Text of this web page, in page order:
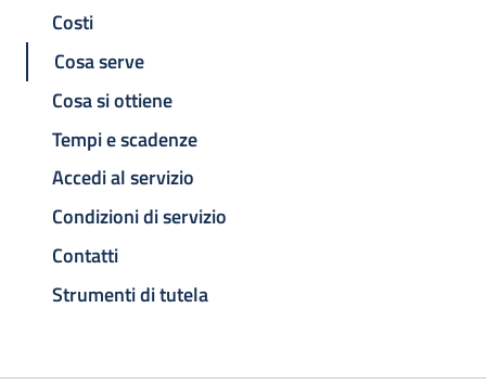
Costi
Cosa serve
Cosa si ottiene
Tempi e scadenze
Accedi al servizio
Condizioni di servizio
Contatti
Strumenti di tutela